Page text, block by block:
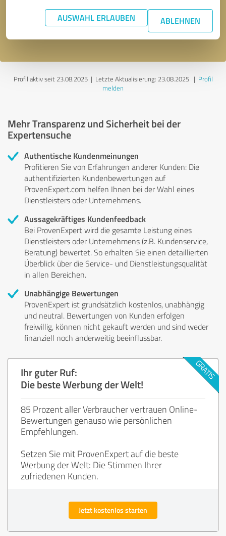
AUSWAHL ERLAUBEN ABLEHNEN
Nachricht senden
Datenschutzbestimmungenzu.
Profil aktiv seit 23.08.2025 | Letzte Aktualisierung: 23.08.2025| Profil
melden
Mehr Transparenz und Sicherheit bei der
Expertensuche
Authentische Kundenmeinungen
Profitieren Sie von Erfahrungen anderer Kunden: Die
authentifizierten Kundenbewertungen auf
ProvenExpert.com helfen Ihnen bei der Wahl eines
Dienstleisters oder Unternehmens.
Aussagekräftiges Kundenfeedback
Bei ProvenExpert wird die gesamte Leistung eines
Dienstleisters oder Unternehmens (z.B. Kundenservice,
Beratung) bewertet. So erhalten Sie einen detaillierten
Überblick über die Service- und Dienstleistungsqualität
in allen Bereichen.
Unabhängige Bewertungen
ProvenExpert ist grundsätzlich kostenlos, unabhängig
und neutral. Bewertungen von Kunden erfolgen
freiwillig, können nicht gekauft werden und sind weder
finanziell noch anderweitig beeinflussbar.
Ihr guter Ruf:
Die beste Werbung der Welt!
85 Prozent aller Verbraucher vertrauen Online-
Bewertungen genauso wie persönlichen
Empfehlungen.
Setzen Sie mit ProvenExpert auf die beste
Werbung der Welt: Die Stimmen Ihrer
zufriedenen Kunden.
Jetzt kostenlos starten